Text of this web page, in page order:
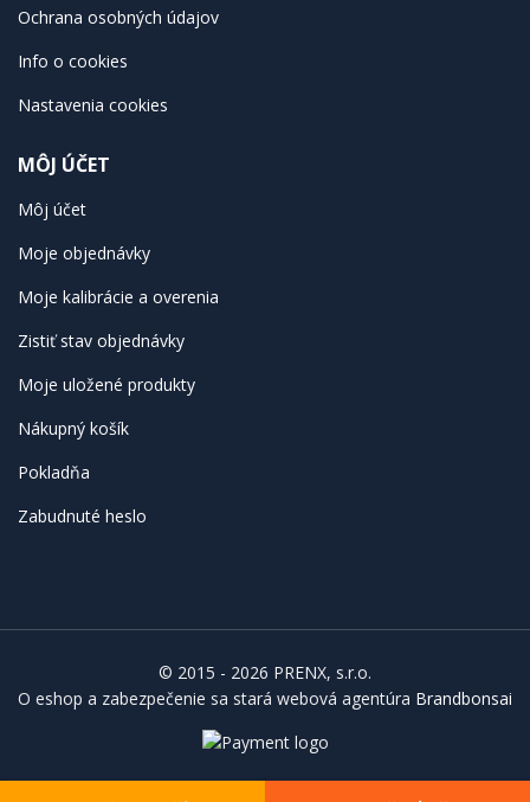
Ochrana osobných údajov
Info o cookies
Nastavenia cookies
MÔJ ÚČET
Môj účet
Moje objednávky
Moje kalibrácie a overenia
Zistiť stav objednávky
Moje uložené produkty
Nákupný košík
Pokladňa
Zabudnuté heslo
© 2015 - 2026 PRENX, s.r.o.
O eshop a zabezpečenie sa stará webová agentúra Brandbonsai